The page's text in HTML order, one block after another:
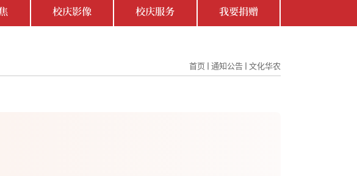
校庆影像 校庆服务 我要捐赠
首页 通知公告 文化华农